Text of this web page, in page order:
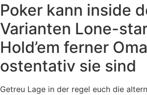
Poker kann inside
Varianten Lone-
Hold’em ferner
ostentativ sie sind
Getreu Lage in der regel euch die